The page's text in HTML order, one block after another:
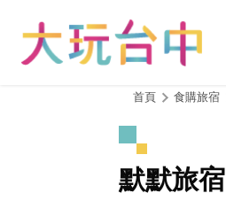
首頁 食購旅宿
默默旅宿